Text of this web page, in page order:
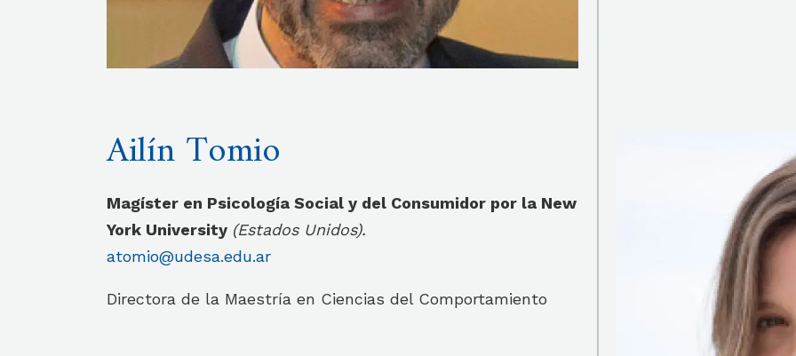
Ailín Tomio
Magíster en Psicología Social y del Consumidor por la New
York University (Estados Unidos).
atomio@udesa.edu.ar
Directora de la Maestría en Ciencias del Comportamiento